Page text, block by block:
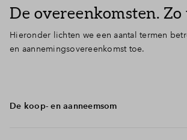
De overeenkomsten.
Hieronder lichten we een aantal termen
en aannemingsovereenkomst toe.
De koop- en aanneemsom